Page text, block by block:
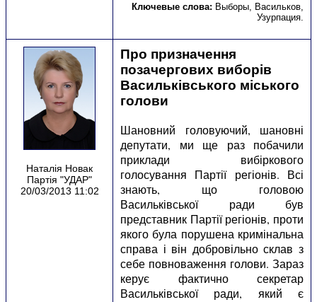
Ключевые слова: Выборы Васильков
Узурпация
Наталія Новак
Партія "УДАР"
20/03/2013 11:02
Про призначення
позачергових виборів
Васильківського міського
голови
Шановний головуючий, шановні
депутати, ми ще раз побачили
приклади вибіркового
голосування Партії регіонів. Всі
знають, що головою
Васильківської ради був
представник Партії регіонів, проти
якого була порушена кримінальна
справа і він добровільно склав з
себе повноваження голови. Зараз
керує фактично секретар
Васильківської ради, який є